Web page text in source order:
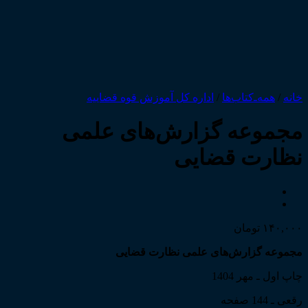
خانه / همه‌ـ‌کتاب‌ها / اداره کل آموزش قوه قضاییه
مجموعه گزارش‌های علمی
نظارت قضایی
۱۴۰,۰۰۰ تومان
مجموعه گزارش‌های علمی نظارت قضایی
چاپ اول ـ مهر 1404
رقعی ـ 144 صفحه